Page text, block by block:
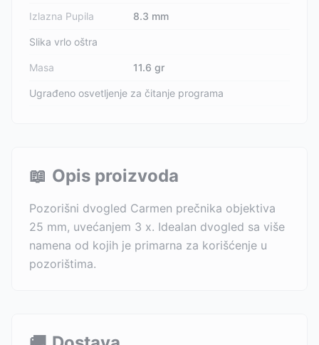
Izlazna Pupila 8.3 mm
Slika vrlo oštra
Masa 11.6 gr
Ugrađeno osvetljenje za čitanje programa
📖 Opis proizvoda
Pozorišni dvogled Carmen prečnika objektiva
25 mm, uvećanjem 3 x. Idealan dvogled sa više
namena od kojih je primarna za korišćenje u
pozorištima.